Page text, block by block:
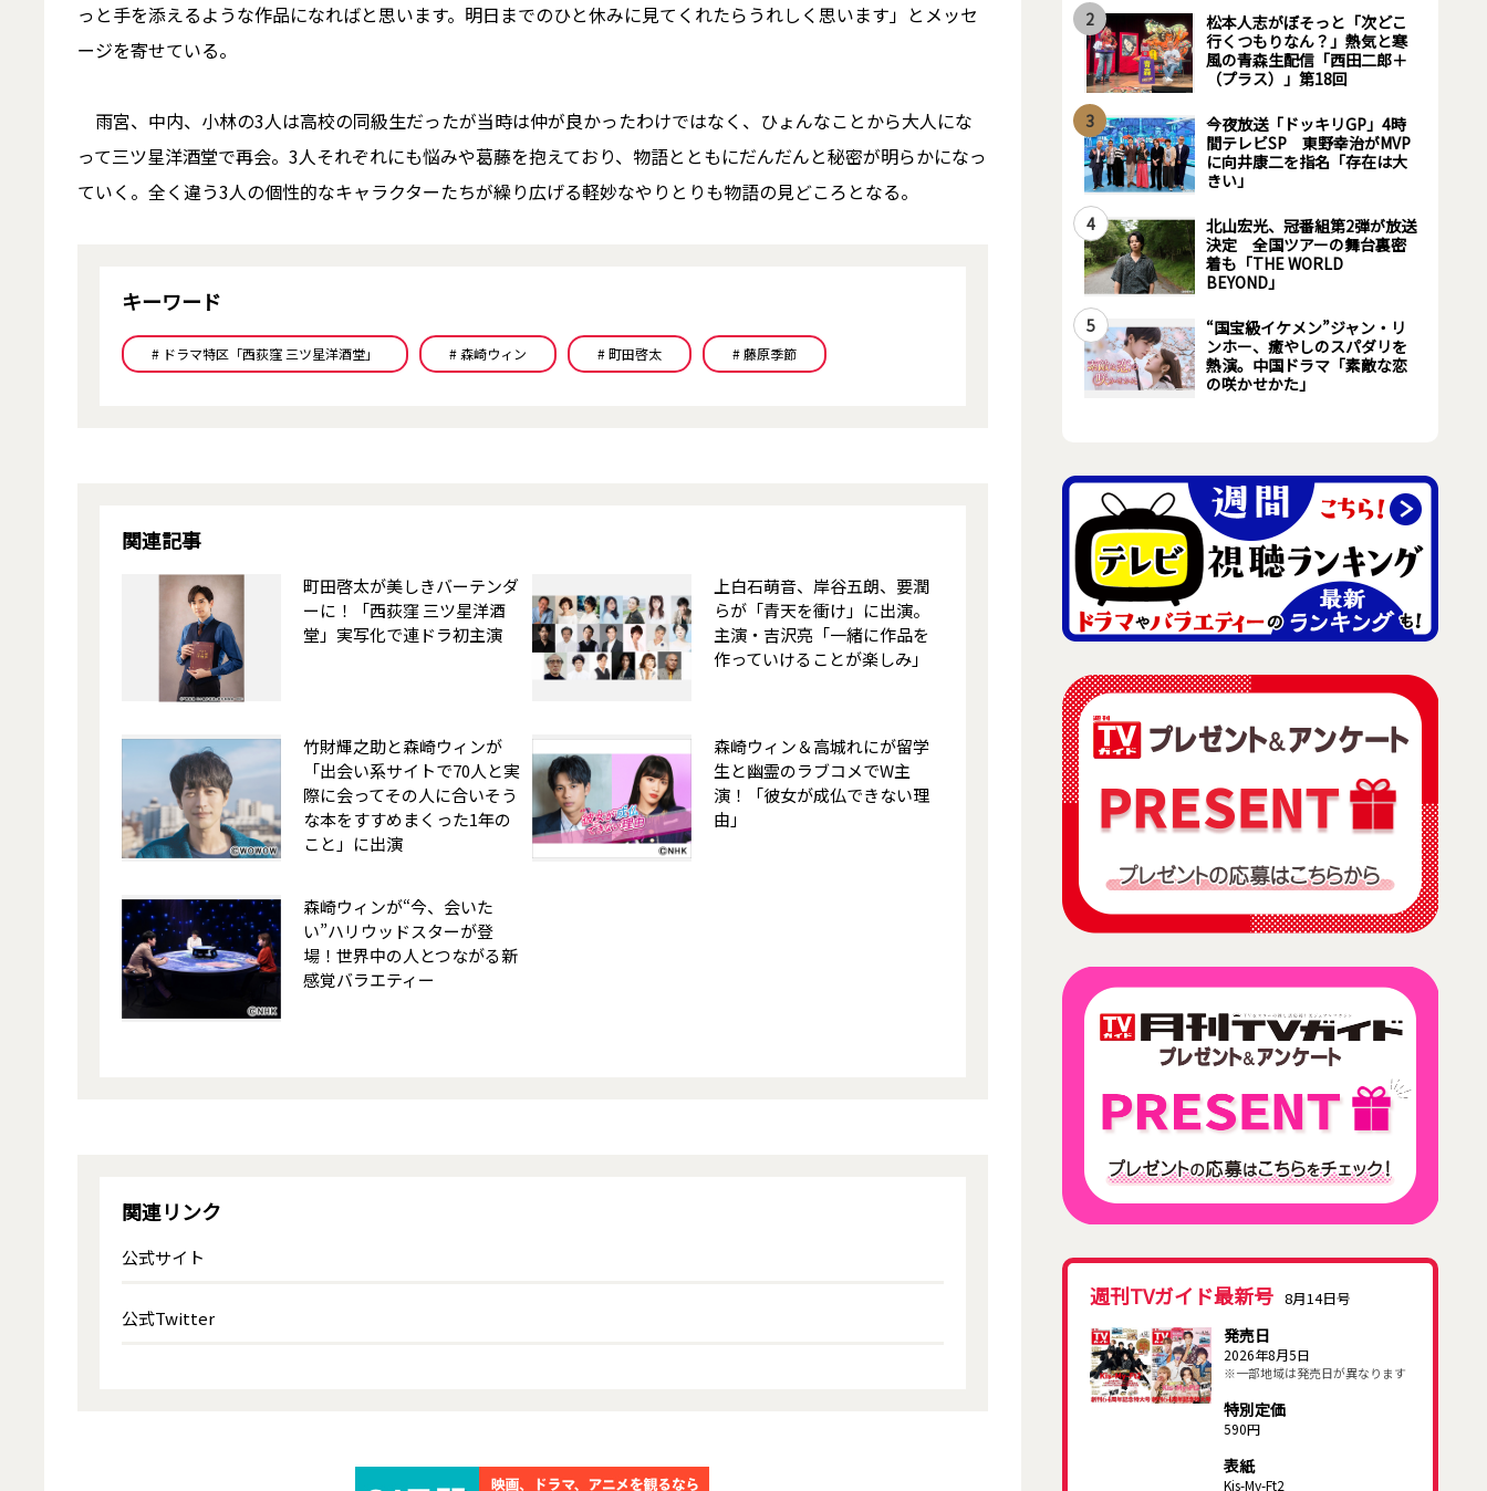
っと手を添えるような作品になればと思います。明日までのひと休みに見てくれたらうれしく思います」とメッセ
ージを寄せている。
雨宮、中内、小林の3人は高校の同級生だったが当時は仲が良かったわけではなく、ひょんなことから大人にな
って三ツ星洋酒堂で再会。3人それぞれにも悩みや葛藤を抱えており、物語とともにだんだんと秘密が明らかになっ
ていく。全く違う3人の個性的なキャラクターたちが繰り広げる軽妙なやりとりも物語の見どころとなる。
キーワード
# ドラマ特区「西荻窪 三ツ星洋酒堂」 # 森崎ウィン # 町田啓太 # 藤原季節
関連記事
町田啓太が美しきバーテンダ
ーに！「西荻窪 三ツ星洋酒
堂」実写化で連ドラ初主演
上白石萌音、岸谷五朗、要潤
らが「青天を衝け」に出演。
主演・吉沢亮「一緒に作品を
作っていけることが楽しみ」
竹財輝之助と森崎ウィンが
「出会い系サイトで70人と実
際に会ってその人に合いそう
な本をすすめまくった1年の
こと」に出演
森崎ウィン＆高城れにが留学
生と幽霊のラブコメでW主
演！「彼女が成仏できない理
由」
森崎ウィンが“今、会いた
い”ハリウッドスターが登
場！世界中の人とつながる新
感覚バラエティー
関連リンク
公式サイト
公式Twitter
2
松本人志がぼそっと「次どこ
行くつもりなん？」熱気と寒
風の青森生配信「西田二郎＋
（プラス）」第18回
3
今夜放送「ドッキリGP」4時
間テレビSP 東野幸治がMVP
に向井康二を指名「存在は大
きい」
4
北山宏光、冠番組第2弾が放送
決定 全国ツアーの舞台裏密
着も「THE WORLD
BEYOND」
5
“国宝級イケメン”ジャン・リ
ンホー、癒やしのスパダリを
熱演。中国ドラマ「素敵な恋
の咲かせかた」
週刊TVガイド最新号 8月14日号
発売日
2026年8月5日
※一部地域は発売日が異なります
特別定価
590円
表紙
Kis-My-Ft2